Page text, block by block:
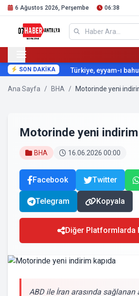
6 Ağustos 2026, Perşembe 06:38
SON DAKİKA Türkiye, eyyam-ı
Ana Sayfa / BHA / Motorinde yeni
Motorinde yeni indirim
BHA 16.06.2026 00:00
Facebook Twitter
Telegram Kopyala
Diğer Platformlarda
ABD ile İran arasında sağlanan